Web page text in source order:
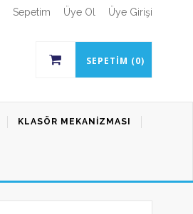
Sepetim Üye Ol Üye Girişi
SEPETIM (0)
KLASÖR MEKANIZMASI